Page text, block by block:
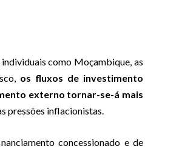
como Moçambique, as
os fluxos de investimento
externo tornar-se-á mais
pressões inflacionistas.
concessionado e de